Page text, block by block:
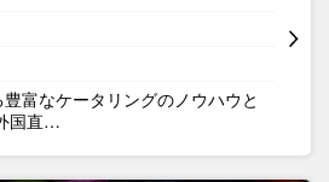
富なケータリングのノウハウと
国直…